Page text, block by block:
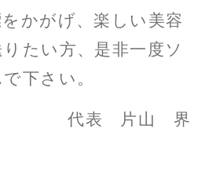
かがげ、楽しい美容
たい方、是非一度ソ
下さい。
代表 片山 界